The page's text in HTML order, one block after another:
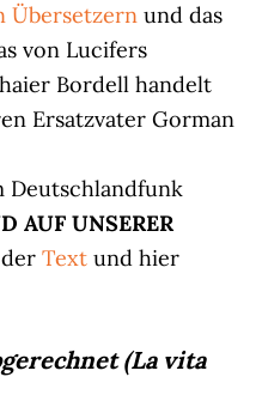
Übersetzern und das
von Lucifers
Bordell handelt
Ersatzvater Gorman
Deutschlandfunk
AUF UNSERER
derText und hier
(La vita